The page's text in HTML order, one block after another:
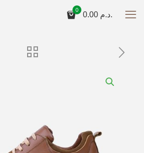
0
0.00 د.م.